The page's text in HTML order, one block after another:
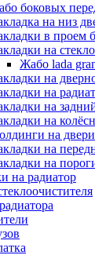
боковых
на низ
в проем
на
Жабо lada
на
на
на
на
на двери
на
на
на радиатор